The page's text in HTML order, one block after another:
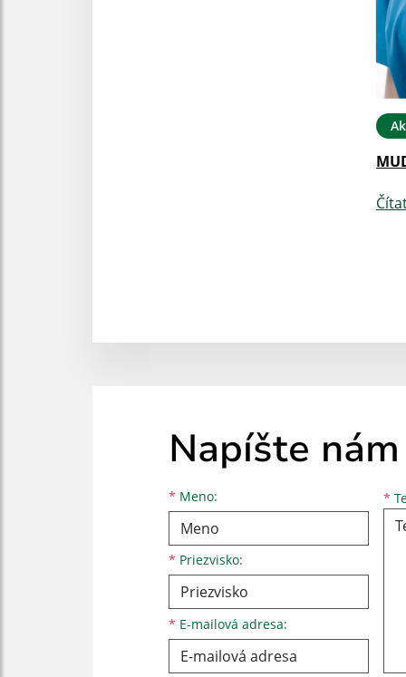
Napíšte nám
* Meno:
Meno
* Priezvisko:
Priezvisko
* E-mailová adresa:
E-mailová adresa *